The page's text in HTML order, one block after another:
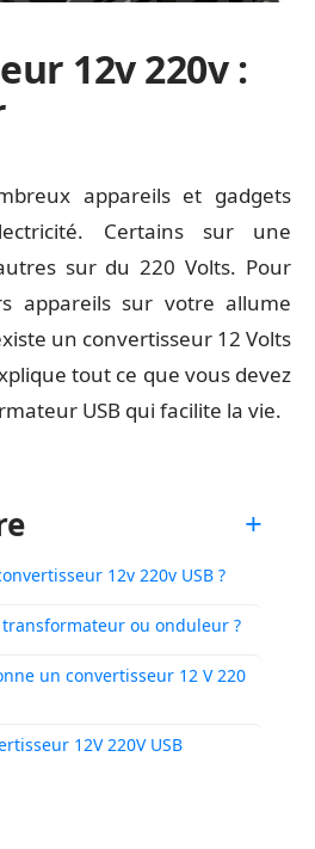
12v 220v :
appareils et gadgets
Certains sur une
sur du 220 Volts. Pour
appareils sur votre allume
un convertisseur 12 Volts
tout ce que vous devez
USB qui facilite la vie.
12v 220v USB ?
transformateur ou onduleur ?
un convertisseur 12 V 220
12V 220V USB